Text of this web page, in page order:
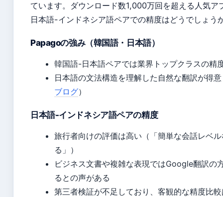
ています。ダウンロード数1,000万回を超える人気ア
日本語-インドネシア語ペアでの精度はどうでしょう
Papagoの強み（韓国語・日本語）
韓国語-日本語ペアでは業界トップクラスの精
日本語の文法構造を理解した自然な翻訳が得
ブログ）
日本語-インドネシア語ペアの精度
旅行者向けの評価は高い（「簡単な会話レベ
る」）
ビジネス文書や複雑な表現ではGoogle翻訳の
るとの声がある
第三者検証が不足しており、客観的な精度比